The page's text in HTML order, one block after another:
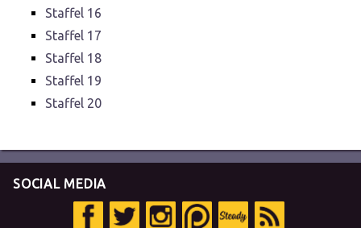
Staffel 16
Staffel 17
Staffel 18
Staffel 19
Staffel 20
SOCIAL MEDIA